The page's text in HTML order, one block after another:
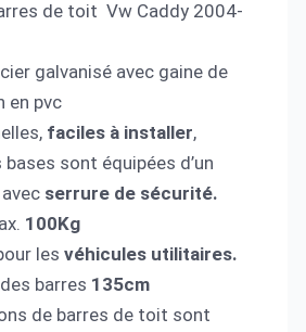
de toit Vw Caddy 2004-
galvanisé avec gaine de
en pvc
faciles à installer,
sont équipées d’un
serrure de sécurité.
100Kg
lesvéhicules utilitaires.
barres 135cm
de barres de toit sont